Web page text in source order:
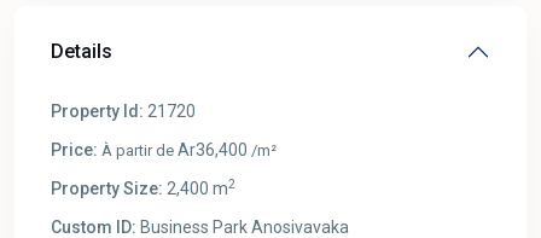
Details
Property Id: 21720
Price: À partir de Ar36,400 /m²
Property Size: 2,400 m2
Custom ID: Business Park Anosivavaka